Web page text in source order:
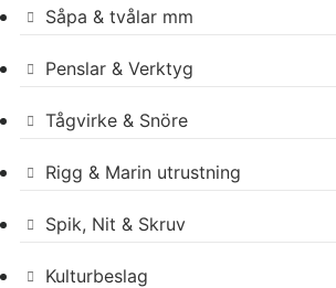
Såpa & tvålar mm
Penslar & Verktyg
Tågvirke & Snöre
Rigg & Marin utrustning
Spik, Nit & Skruv
Kulturbeslag